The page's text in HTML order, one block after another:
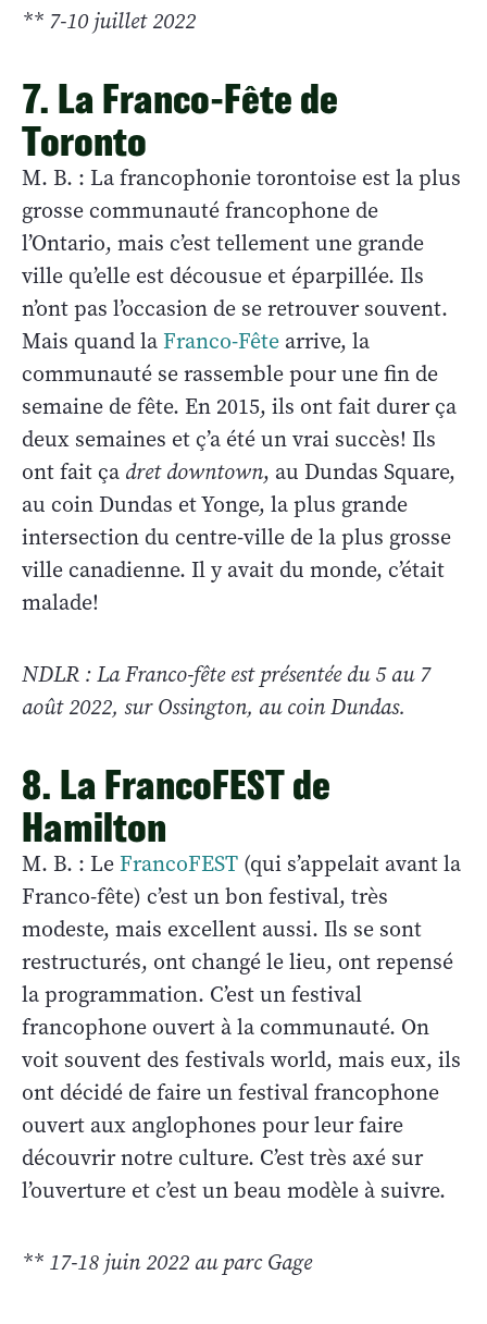
** 7-10 juillet 2022
7. La Franco-Fête de
Toronto
M. B. : La francophonie torontoise est la plus
grosse communauté francophone de
l’Ontario, mais c’est tellement une grande
ville qu’elle est décousue et éparpillée. Ils
n’ont pas l’occasion de se retrouver souvent.
Mais quand la Franco-Fête arrive, la
communauté se rassemble pour une fin de
semaine de fête. En 2015, ils ont fait durer ça
deux semaines et ç’a été un vrai succès! Ils
ont fait ça dret downtown, au Dundas Square,
au coin Dundas et Yonge, la plus grande
intersection du centre-ville de la plus grosse
ville canadienne. Il y avait du monde, c’était
malade!
NDLR : La Franco-fête est présentée du 5 au 7
août 2022, sur Ossington, au coin Dundas.
8. La FrancoFEST de
Hamilton
M. B. : Le FrancoFEST (qui s’appelait avant la
Franco-fête) c’est un bon festival, très
modeste, mais excellent aussi. Ils se sont
restructurés, ont changé le lieu, ont repensé
la programmation. C’est un festival
francophone ouvert à la communauté. On
voit souvent des festivals world, mais eux, ils
ont décidé de faire un festival francophone
ouvert aux anglophones pour leur faire
découvrir notre culture. C’est très axé sur
l’ouverture et c’est un beau modèle à suivre.
** 17-18 juin 2022 au parc Gage